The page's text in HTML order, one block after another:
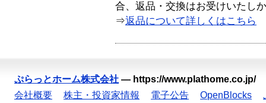
合、返品・交換はお受けいたし
⇒返品について詳しくはこちら
ぷらっとホーム株式会社 — https://www.plathome.co.jp/
会社概要
株主・投資家情報 電子公告 OpenBlocks